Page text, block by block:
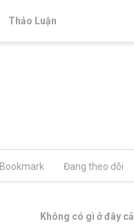
Thảo Luận
Bookmark Đang theo dõi
Không có gì ở đây cả